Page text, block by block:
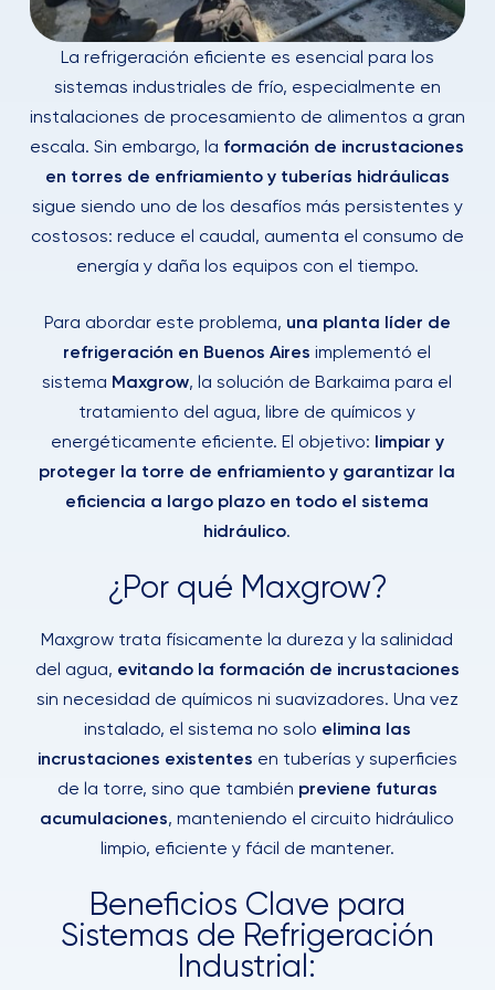
La refrigeración eficiente es esencial para los
sistemas industriales de frío, especialmente en
instalaciones de procesamiento de alimentos a gran
escala. Sin embargo, la formación de incrustaciones
en torres de enfriamiento y tuberías hidráulicas
sigue siendo uno de los desafíos más persistentes y
costosos: reduce el caudal, aumenta el consumo de
energía y daña los equipos con el tiempo.
Para abordar este problema, una planta líder de
refrigeración en Buenos Aires implementó el
sistema Maxgrow, la solución de Barkaima para el
tratamiento del agua, libre de químicos y
energéticamente eficiente. El objetivo: limpiar y
proteger la torre de enfriamiento y garantizar la
eficiencia a largo plazo en todo el sistema
hidráulico.
¿Por qué Maxgrow?
Maxgrow trata físicamente la dureza y la salinidad
del agua, evitando la formación de incrustaciones
sin necesidad de químicos ni suavizadores. Una vez
instalado, el sistema no solo elimina las
incrustaciones existentes en tuberías y superficies
de la torre, sino que también previene futuras
acumulaciones, manteniendo el circuito hidráulico
limpio, eficiente y fácil de mantener.
Beneficios Clave para
Sistemas de Refrigeración
Industrial: